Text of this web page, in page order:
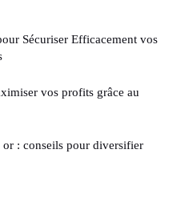
Sécuriser Efficacement vos
vos profits grâce au
: conseils pour diversifier